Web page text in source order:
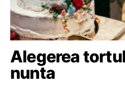
Alegerea
nunta